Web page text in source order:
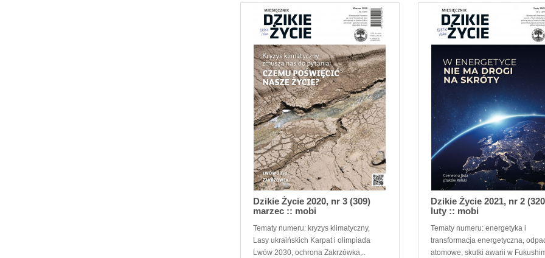
Dzikie Życie 2020, nr 3 (309)
marzec :: mobi
Tematy numeru: kryzys klimatyczny,
Lasy ukraińskich Karpat i olimpiada
Lwów 2030, ochrona Zakrzówka,..
Dzikie Życie 2021, nr 2
luty :: mobi
Tematy numeru: energetyka i
transformacja energetyczna,
atomowe, skutki awarii w